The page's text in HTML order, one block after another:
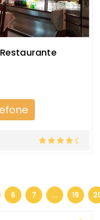
6 7 ... 19